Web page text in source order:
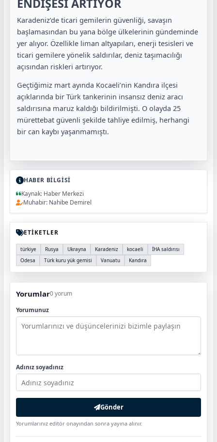
ENDİŞESİ ARTIYOR
Karadeniz’de ticari gemilerin güvenliği, savaşın
başlamasından bu yana bölge ülkelerinin gündeminde
yer alıyor. Özellikle liman altyapıları, enerji tesisleri ve
ticari gemilere yönelik saldırılar, deniz taşımacılığı
açısından riskleri artırıyor.
Geçtiğimiz mart ayında Kocaeli’nin Kandıra ilçesi
açıklarında bir Türk tankerinin insansız deniz aracı
saldırısına maruz kaldığı bildirilmişti. O olayda 25
mürettebat güvenli şekilde tahliye edilmiş, herhangi
bir can kaybı yaşanmamıştı.
HABER BİLGİSİ
Kaynak: Haber Merkezi
Muhabir: Nahibe Demirel
ETİKETLER
türkiye Rusya Ukrayna Karadeniz kocaeli
İHA saldırısı
Odesa
Türk kuru yük gemisi Vanuatu Kandıra
Yorumlar0 yorum
Yorumunuz
Adınız soyadınız
Gönder
Yorumlarınız editör onayından sonra yayına alınır.